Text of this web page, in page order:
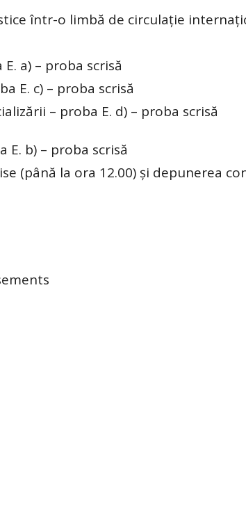
într-o limbă de circulație
a) – proba scrisă
E. c) – proba scrisă
– proba E. d) – proba scrisă
b) – proba scrisă
(până la ora 12.00) și depunerea